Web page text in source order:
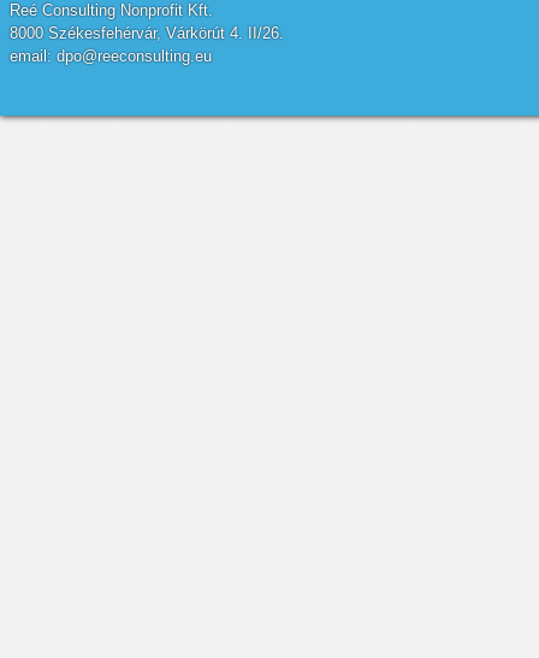
Reé Consulting Nonprofit Kft.
8000 Székesfehérvár, Várkörút 4. II/26.
email: dpo@reeconsulting.eu